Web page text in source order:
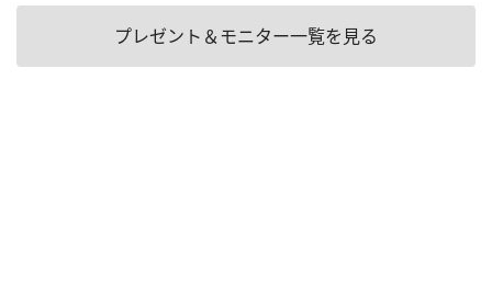
プレゼント＆モニター一覧を見る